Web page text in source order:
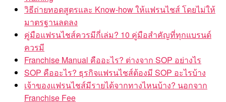
วิธีถ่ายทอดสูตรและ Know-how ให้แฟรนไชส์ โดยไม่ให้
มาตรฐานลดลง
คู่มือแฟรนไชส์ควรมีกี่เล่ม? 10 คู่มือสำคัญที่ทุกแบรนด์
ควรมี
Franchise Manual คืออะไร? ต่างจาก SOP อย่างไร
SOP คืออะไร? ธุรกิจแฟรนไชส์ต้องมี SOP อะไรบ้าง
เจ้าของแฟรนไชส์มีรายได้จากทางไหนบ้าง? นอกจาก
Franchise Fee